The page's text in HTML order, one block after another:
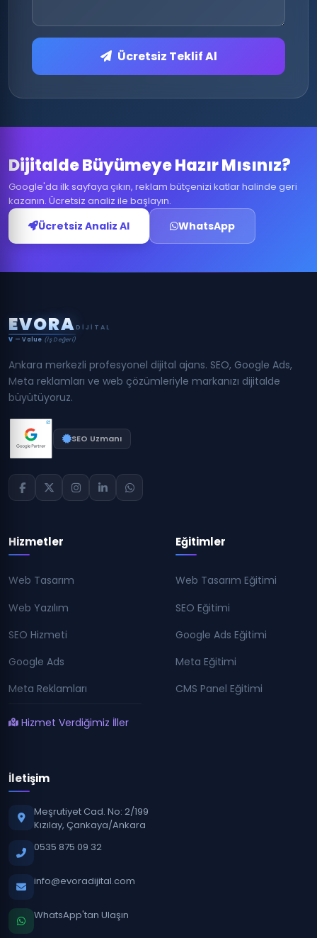
Ücretsiz Teklif Al
Dijitalde Büyümeye Hazır Mısınız?
Google'da ilk sayfaya çıkın, reklam bütçenizi katlar halinde geri
kazanın. Ücretsiz analiz ile başlayın.
Ücretsiz Analiz Al WhatsApp
EVORA DIJITAL
V — Value (İş Değeri)
Ankara merkezli profesyonel dijital ajans. SEO, Google Ads,
Meta reklamları ve web çözümleriyle markanızı dijitalde
büyütüyoruz.
SEO Uzmanı
Hizmetler
Web Tasarım
Web Yazılım
SEO Hizmeti
Google Ads
Meta Reklamları
Hizmet Verdiğimiz İller
Eğitimler
Web Tasarım Eğitimi
SEO Eğitimi
Google Ads Eğitimi
Meta Eğitimi
CMS Panel Eğitimi
İletişim
Meşrutiyet Cad. No: 2/199
Kızılay, Çankaya/Ankara
0535 875 09 32
info@evoradijital.com
WhatsApp'tan Ulaşın